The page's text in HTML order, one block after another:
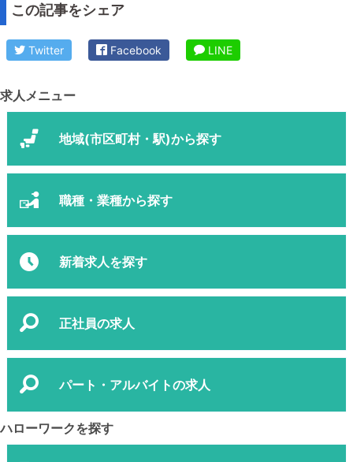
この記事をシェア
Twitter Facebook LINE
求人メニュー
地域(市区町村・駅)から探す
職種・業種から探す
新着求人を探す
正社員の求人
パート・アルバイトの求人
ハローワークを探す